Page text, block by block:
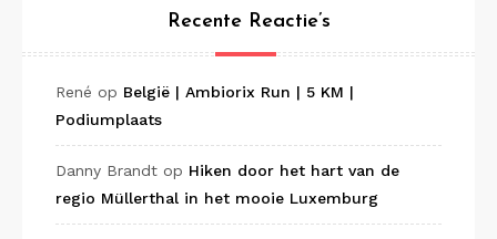
Recente Reactie’s
René op België | Ambiorix Run | 5 KM |
Podiumplaats
Danny Brandt op Hiken door het hart van de
regio Müllerthal in het mooie Luxemburg